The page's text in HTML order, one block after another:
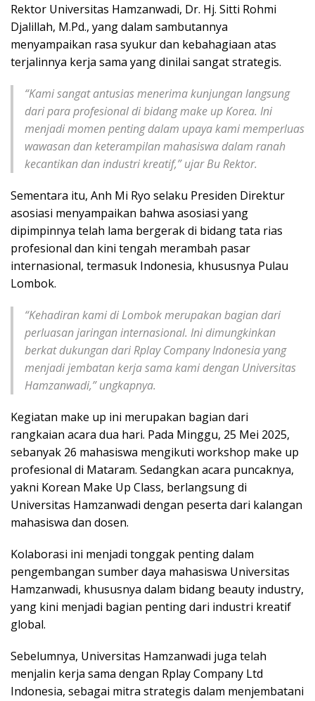
Rektor Universitas Hamzanwadi, Dr. Hj. Sitti Rohmi
Djalillah, M.Pd., yang dalam sambutannya
menyampaikan rasa syukur dan kebahagiaan atas
terjalinnya kerja sama yang dinilai sangat strategis.
“Kami sangat antusias menerima kunjungan langsung
dari para profesional di bidang make up Korea. Ini
menjadi momen penting dalam upaya kami memperluas
wawasan dan keterampilan mahasiswa dalam ranah
kecantikan dan industri kreatif,” ujar Bu Rektor.
Sementara itu, Anh Mi Ryo selaku Presiden Direktur
asosiasi menyampaikan bahwa asosiasi yang
dipimpinnya telah lama bergerak di bidang tata rias
profesional dan kini tengah merambah pasar
internasional, termasuk Indonesia, khususnya Pulau
Lombok.
“Kehadiran kami di Lombok merupakan bagian dari
perluasan jaringan internasional. Ini dimungkinkan
berkat dukungan dari Rplay Company Indonesia yang
menjadi jembatan kerja sama kami dengan Universitas
Hamzanwadi,” ungkapnya.
Kegiatan make up ini merupakan bagian dari
rangkaian acara dua hari. Pada Minggu, 25 Mei 2025,
sebanyak 26 mahasiswa mengikuti workshop make up
profesional di Mataram. Sedangkan acara puncaknya,
yakni Korean Make Up Class, berlangsung di
Universitas Hamzanwadi dengan peserta dari kalangan
mahasiswa dan dosen.
Kolaborasi ini menjadi tonggak penting dalam
pengembangan sumber daya mahasiswa Universitas
Hamzanwadi, khususnya dalam bidang beauty industry,
yang kini menjadi bagian penting dari industri kreatif
global.
Sebelumnya, Universitas Hamzanwadi juga telah
menjalin kerja sama dengan Rplay Company Ltd
Indonesia, sebagai mitra strategis dalam menjembatani